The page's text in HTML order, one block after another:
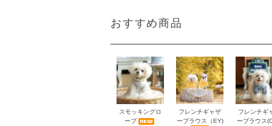
おすすめ商品
スモッキングロ
ーブ
フレンチギャザ
ーブラウス（EY)
フレンチギ
ーブラウス